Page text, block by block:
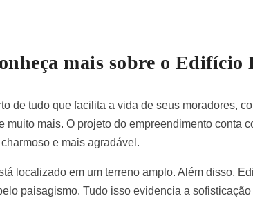
mais sobre o Edifício
de tudo que facilita a vida de seus moradores,
muito mais. O projeto do empreendimento conta
e mais agradável.
localizado em um terreno amplo. Além disso,
paisagismo. Tudo isso evidencia a